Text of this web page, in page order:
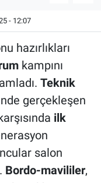
- 12:07
hazırlıkları
kampını
Teknik
gerçekleşen
ilk
salon
Bordo-mavililer,